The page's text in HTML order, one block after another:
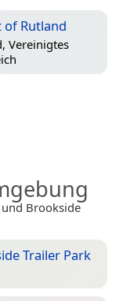
of Rutland
Vereinigtes
und Brookside
Trailer Park